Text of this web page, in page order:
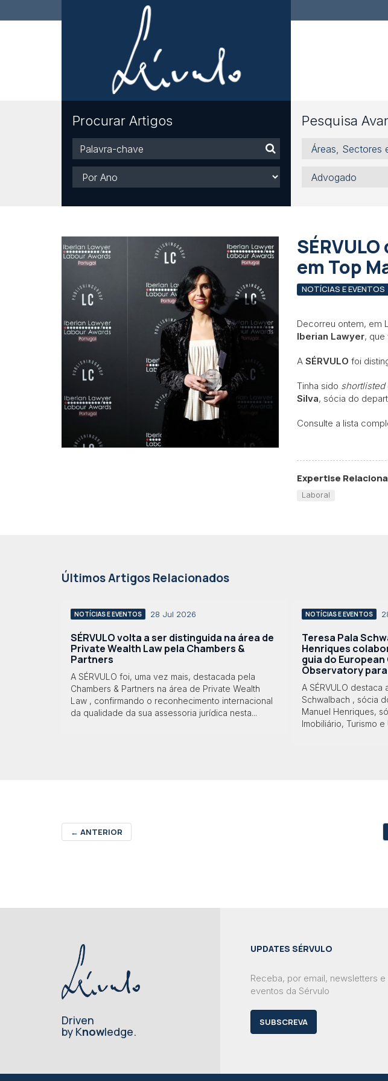
Procurar Artigos
Palavra-
chave
Ano
Pesquisa
Áreas,
Sectores
Serviços
Advogado
em Top
NOTÍCIAS E EVENTOS
Decorreu ontem, em
Iberian Lawyer, que
A SÉRVULO foi
Tinha sido shortlisted
Silva, sócia do
Consulte a lista
Expertise
Laboral
Últimos Artigos Relacionados
NOTÍCIAS E EVENTOS 28 Jul 2026
SÉRVULO volta a ser distinguida na área de
Private Wealth Law pela Chambers &
Partners
A SÉRVULO foi, uma vez mais, destacada pela
Chambers & Partners na área de Private Wealth
Law , confirmando o reconhecimento internacional
da qualidade da sua assessoria jurídica nesta...
NOTÍCIAS E EVENTOS
Teresa Pala
Henriques
guia do
Observatory
A SÉRVULO
Schwalbach , sócia
Manuel Henriques,
Imobiliário, Turismo e
← ANTERIOR
Driven
by Knowledge.
UPDATES SÉRVULO
Receba, por email, newsletters
eventos da Sérvulo
SUBSCREVA